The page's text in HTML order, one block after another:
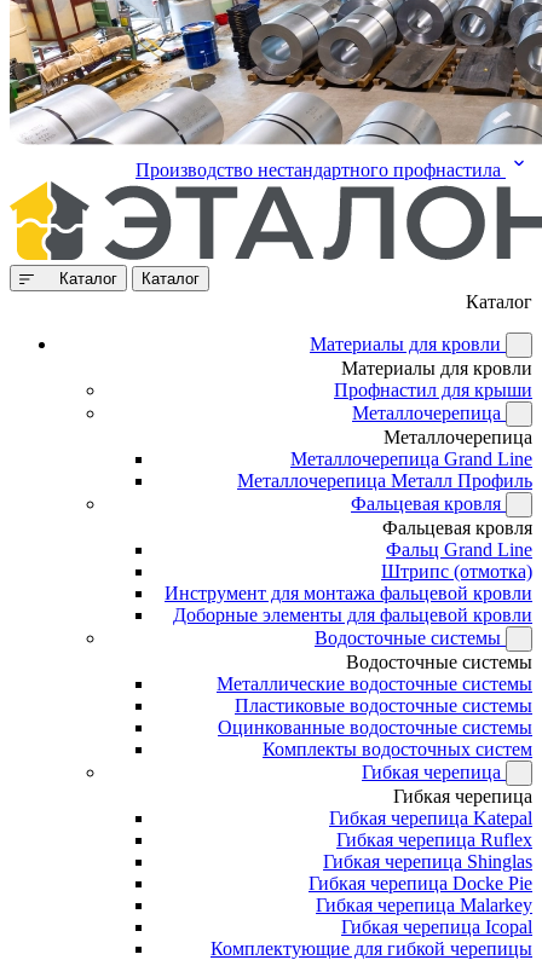
Производство нестандартного профнастила
Каталог Каталог
Каталог
Материалы для кровли
Материалы для кровли
Профнастил для крыши
Металлочерепица
Металлочерепица
Металлочерепица Grand Line
Металлочерепица Металл Профиль
Фальцевая кровля
Фальцевая кровля
Фальц Grand Line
Штрипс (отмотка)
Инструмент для монтажа фальцевой кровли
Доборные элементы для фальцевой кровли
Водосточные системы
Водосточные системы
Металлические водосточные системы
Пластиковые водосточные системы
Оцинкованные водосточные системы
Комплекты водосточных систем
Гибкая черепица
Гибкая черепица
Гибкая черепица Katepal
Гибкая черепица Ruflex
Гибкая черепица Shinglas
Гибкая черепица Docke Pie
Гибкая черепица Malarkey
Гибкая черепица Icopal
Комплектующие для гибкой черепицы